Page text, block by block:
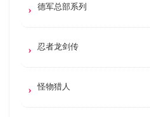
德军总部系列
忍者龙剑传
怪物猎人